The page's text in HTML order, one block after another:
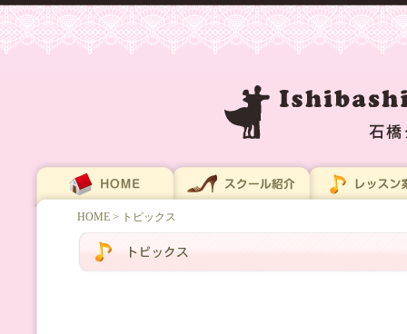
HOME > トピックス